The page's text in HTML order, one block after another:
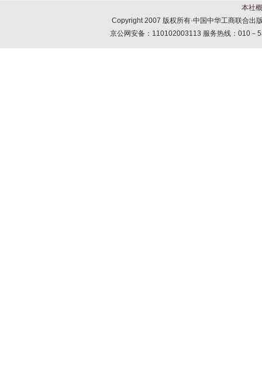
本社
Copyright 2007 版权所有·中国中华工商联合出
京公网安备：110102003113 服务热线：010